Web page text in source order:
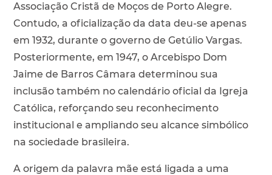
Associação Cristã de Moços de Porto Alegre.
Contudo, a oficialização da data deu-se apenas
em 1932, durante o governo de Getúlio Vargas.
Posteriormente, em 1947, o Arcebispo Dom
Jaime de Barros Câmara determinou sua
inclusão também no calendário oficial da Igreja
Católica, reforçando seu reconhecimento
institucional e ampliando seu alcance simbólico
na sociedade brasileira.
A origem da palavra mãe está ligada a uma